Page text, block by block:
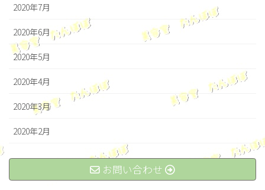
2020年7月
2020年6月
2020年5月
2020年4月
2020年3月
2020年2月
お問い合わせ